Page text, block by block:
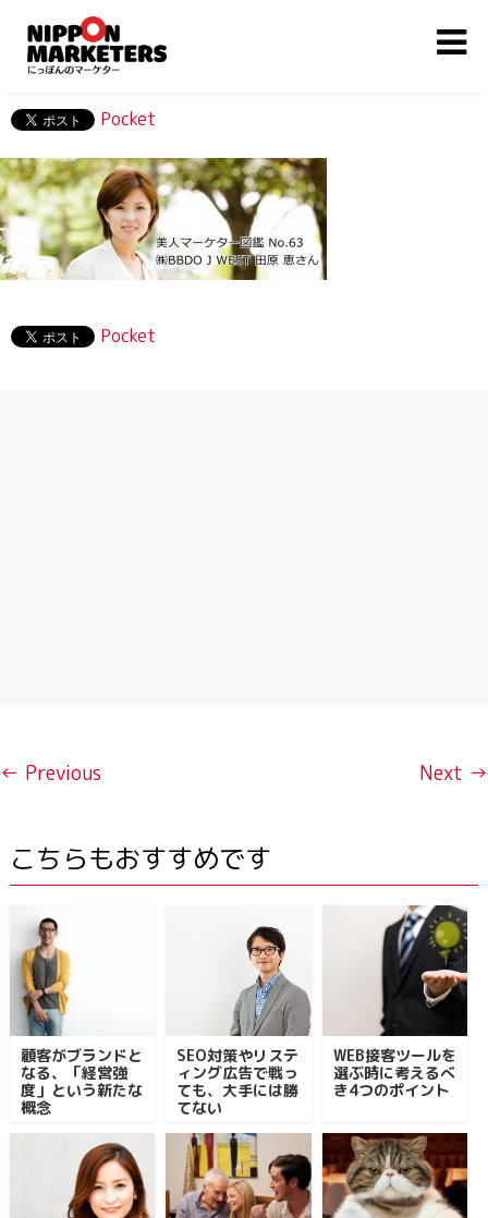
Pocket
Pocket
← Previous Next →
こちらもおすすめです
顧客がブランドと
なる、「経営強
度」という新たな
概念
SEO対策やリステ
ィング広告で戦っ
ても、大手には勝
てない
WEB接客ツールを
選ぶ時に考えるべ
き4つのポイント